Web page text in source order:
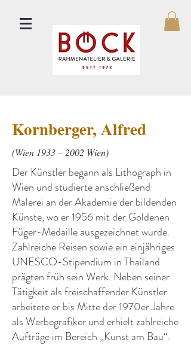
Kornberger, Alfred
(Wien 1933 – 2002 Wien)
Der Künstler begann als Lithograph in
Wien und studierte anschließend
Malerei an der Akademie der bildenden
Künste, wo er 1956 mit der Goldenen
Füger-Medaille ausgezeichnet wurde.
Zahlreiche Reisen sowie ein einjähriges
UNESCO-Stipendium in Thailand
prägten früh sein Werk. Neben seiner
Tätigkeit als freischaffender Künstler
arbeitete er bis Mitte der 1970er Jahre
als Werbegrafiker und erhielt zahlreiche
Aufträge im Bereich „Kunst am Bau“.